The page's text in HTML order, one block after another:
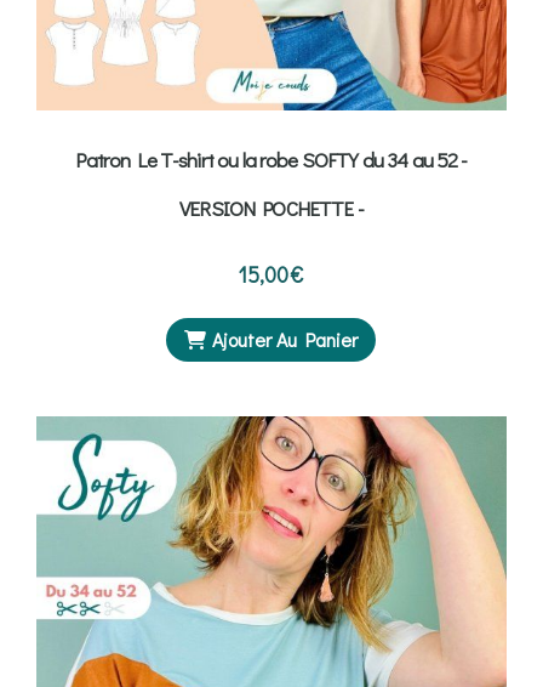
Patron Le T-shirt ou la robe SOFTY du 34 au 52 -
VERSION POCHETTE -
15,00€
Ajouter Au Panier